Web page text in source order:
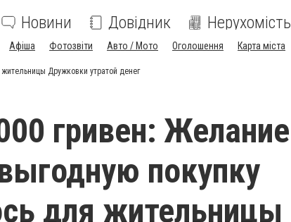
Новини Довідник Нерухомість
Афіша Фотозвіти Авто / Мото Оголошення Карта міста
Дружковки утратой денег
гривен: Желание
покупку
для жительницы